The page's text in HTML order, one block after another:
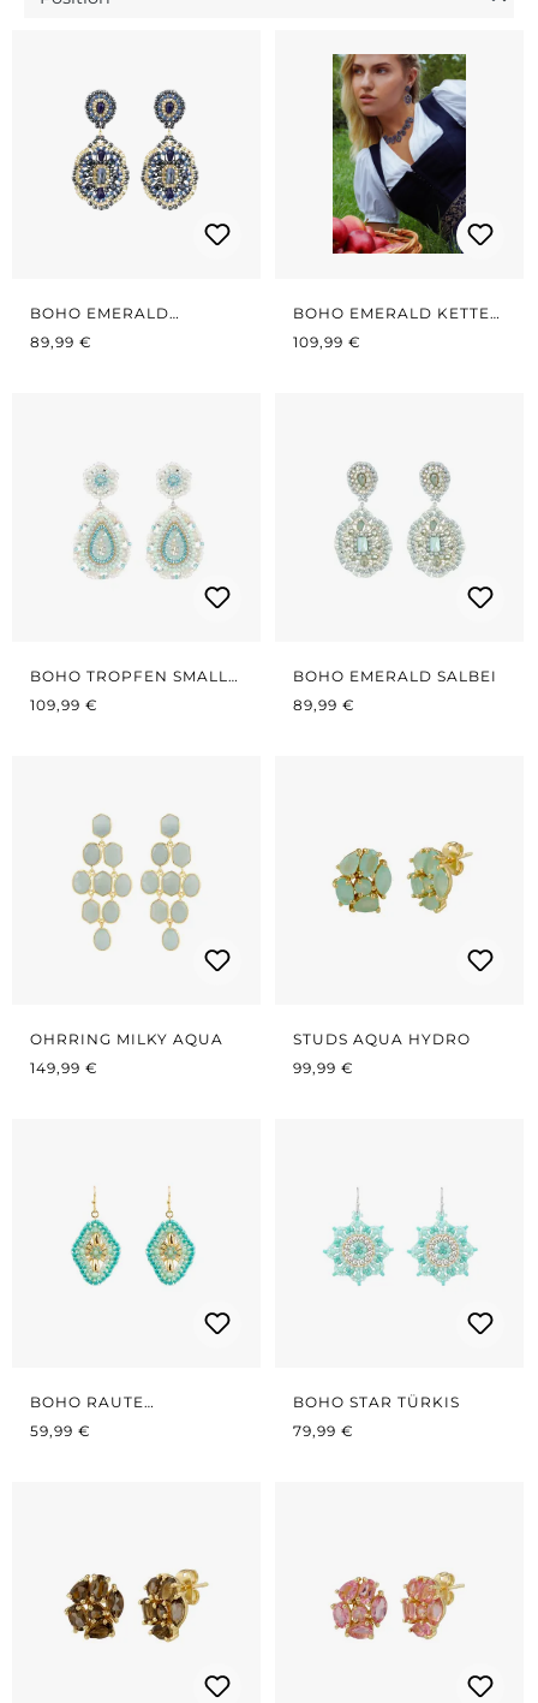
BOHO EMERALD
MIDNIGHT BLUE
REGULÄRER PREIS:
89,99 €
BOHO EMERALD KETTE
BLUE/GOLD
REGULÄRER PREIS:
109,99 €
BOHO TROPFEN SMALL
WHITE/MINT
REGULÄRER PREIS:
109,99 €
BOHO EMERALD SALBEI
REGULÄRER PREIS:
89,99 €
OHRRING MILKY AQUA
REGULÄRER PREIS:
149,99 €
STUDS AQUA HYDRO
REGULÄRER PREIS:
99,99 €
BOHO RAUTE
TÜRKIS/GOLD
REGULÄRER PREIS:
59,99 €
BOHO STAR TÜRKIS
REGULÄRER PREIS:
79,99 €